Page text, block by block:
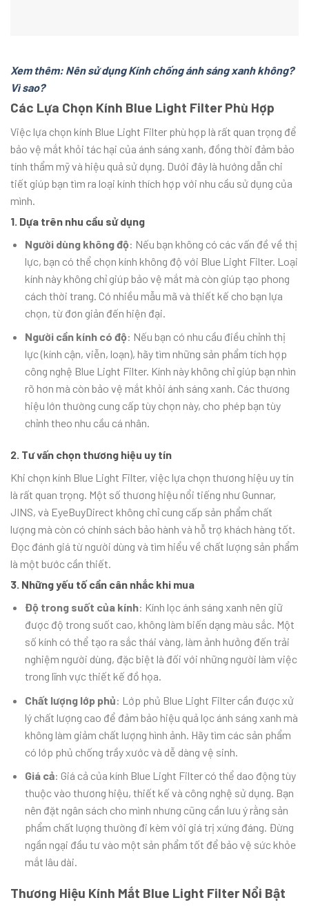
Xem thêm: Nên sử dụng Kính chống ánh sáng xanh không?
Vì sao?
Các Lựa Chọn Kính Blue Light Filter Phù Hợp
Việc lựa chọn kính Blue Light Filter phù hợp là rất quan trọng để
bảo vệ mắt khỏi tác hại của ánh sáng xanh, đồng thời đảm bảo
tính thẩm mỹ và hiệu quả sử dụng. Dưới đây là hướng dẫn chi
tiết giúp bạn tìm ra loại kính thích hợp với nhu cầu sử dụng của
mình.
1. Dựa trên nhu cầu sử dụng
Người dùng không độ: Nếu bạn không có các vấn đề về thị
lực, bạn có thể chọn kính không độ với Blue Light Filter. Loại
kính này không chỉ giúp bảo vệ mắt mà còn giúp tạo phong
cách thời trang. Có nhiều mẫu mã và thiết kế cho bạn lựa
chọn, từ đơn giản đến hiện đại.
Người cần kính có độ: Nếu bạn có nhu cầu điều chỉnh thị
lực (kính cận, viễn, loạn), hãy tìm những sản phẩm tích hợp
công nghệ Blue Light Filter. Kính này không chỉ giúp bạn nhìn
rõ hơn mà còn bảo vệ mắt khỏi ánh sáng xanh. Các thương
hiệu lớn thường cung cấp tùy chọn này, cho phép bạn tùy
chỉnh theo nhu cầu cá nhân.
2. Tư vấn chọn thương hiệu uy tín
Khi chọn kính Blue Light Filter, việc lựa chọn thương hiệu uy tín
là rất quan trọng. Một số thương hiệu nổi tiếng như Gunnar,
JINS, và EyeBuyDirect không chỉ cung cấp sản phẩm chất
lượng mà còn có chính sách bảo hành và hỗ trợ khách hàng tốt.
Đọc đánh giá từ người dùng và tìm hiểu về chất lượng sản phẩm
là một bước cần thiết.
3. Những yếu tố cần cân nhắc khi mua
Độ trong suốt của kính: Kính lọc ánh sáng xanh nên giữ
được độ trong suốt cao, không làm biến dạng màu sắc. Một
số kính có thể tạo ra sắc thái vàng, làm ảnh hưởng đến trải
nghiệm người dùng, đặc biệt là đối với những người làm việc
trong lĩnh vực thiết kế đồ họa.
Chất lượng lớp phủ: Lớp phủ Blue Light Filter cần được xử
lý chất lượng cao để đảm bảo hiệu quả lọc ánh sáng xanh mà
không làm giảm chất lượng hình ảnh. Hãy tìm các sản phẩm
có lớp phủ chống trầy xước và dễ dàng vệ sinh.
Giá cả: Giá cả của kính Blue Light Filter có thể dao động tùy
thuộc vào thương hiệu, thiết kế và công nghệ sử dụng. Bạn
nên đặt ngân sách cho mình nhưng cũng cần lưu ý rằng sản
phẩm chất lượng thường đi kèm với giá trị xứng đáng. Đừng
ngần ngại đầu tư vào một sản phẩm tốt để bảo vệ sức khỏe
mắt lâu dài.
Thương Hiệu Kính Mắt Blue Light Filter Nổi Bật